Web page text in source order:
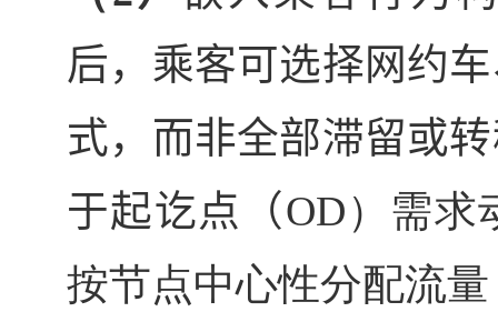
后，乘客可选择网约
式，而非全部滞留或
于起讫点（OD）需求
按节点中心性分配流